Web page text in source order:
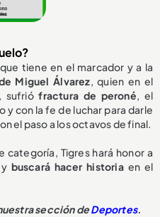
tiene en el marcador y a la
Miguel Álvarez, quien en el
sufriófractura de peroné, el
con la fe de luchar para darle
el paso a los octavos de final.
categoría, Tigres hará honor a
buscará hacer historiaen el
sección deDeportes.